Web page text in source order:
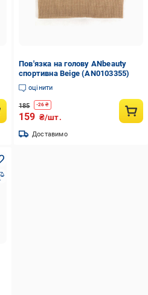
Пов'язка на голову ANbeauty
спортивна Beige (AN0103355)
оцінити
185 -26 ₴
159 ₴/шт.
Доставимо